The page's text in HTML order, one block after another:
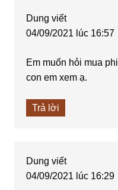
Dung viết
04/09/2021 lúc 16:57
Em muốn hỏi mua
con em xem ạ.
Trả lời
Dung viết
04/09/2021 lúc 16:29